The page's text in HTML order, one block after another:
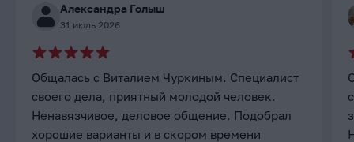
Александра Голыш
31 июль 2026
Общалась с Виталием Чуркиным. Специалист
своего дела, приятный молодой человек.
Ненавязчивое, деловое общение. Подобрал
хорошие варианты и в скором времени